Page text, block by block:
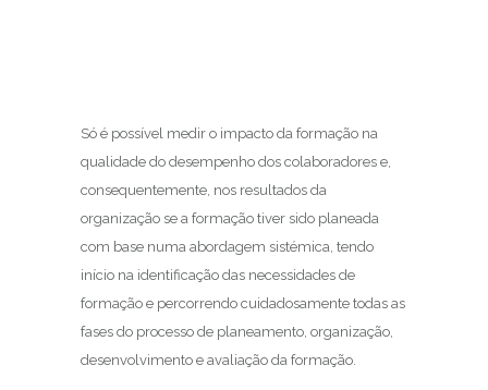
Só é possível medir o impacto da formação na
qualidade do desempenho dos colaboradores e,
consequentemente, nos resultados da
organização se a formação tiver sido planeada
com base numa abordagem sistémica, tendo
início na identificação das necessidades de
formação e percorrendo cuidadosamente todas as
fases do processo de planeamento, organização,
desenvolvimento e avaliação da formação.